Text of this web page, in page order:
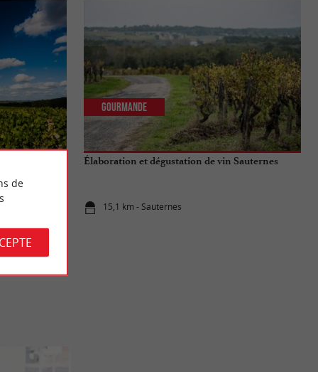
Élaboration et dégustation de vin Sauternes
15,1 km - Sauternes
Gourmande
de